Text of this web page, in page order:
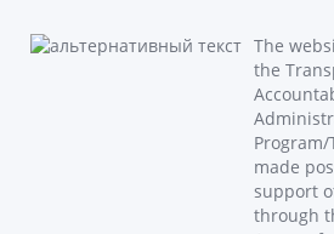
The
the
Program/
made
support
through